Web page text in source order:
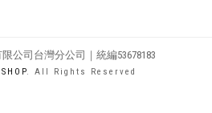
公司台灣分公司｜統編53678183
. All Rights Reserved